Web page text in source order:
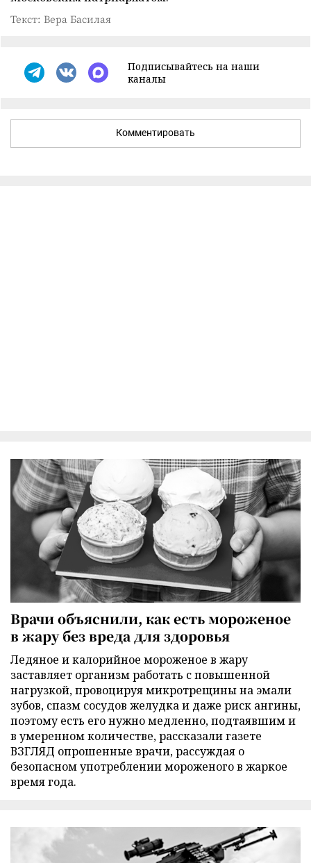
Текст: Вера Басилая
Подписывайтесь на наши
каналы
Комментировать
Врачи объяснили, как есть мороженое
в жару без вреда для здоровья
Ледяное и калорийное мороженое в жару
заставляет организм работать с повышенной
нагрузкой, провоцируя микротрещины на эмали
зубов, спазм сосудов желудка и даже риск ангины,
поэтому есть его нужно медленно, подтаявшим и
в умеренном количестве, рассказали газете
ВЗГЛЯД опрошенные врачи, рассуждая о
безопасном употреблении мороженого в жаркое
время года.